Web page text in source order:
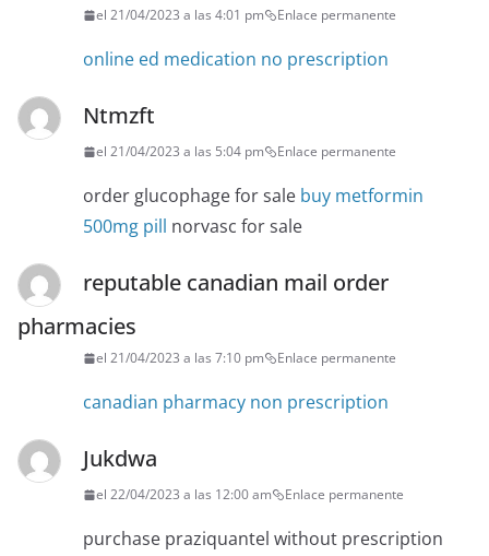
el 21/04/2023 a las 4:01 pm Enlace permanente
online ed medication no prescription
Ntmzft
el 21/04/2023 a las 5:04 pm Enlace permanente
order glucophage for sale buy metformin
500mg pill norvasc for sale
reputable canadian mail order
pharmacies
el 21/04/2023 a las 7:10 pm Enlace permanente
canadian pharmacy non prescription
Jukdwa
el 22/04/2023 a las 12:00 am Enlace permanente
purchase praziquantel without prescription